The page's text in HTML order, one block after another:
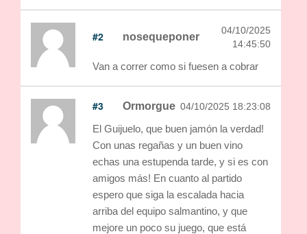
#2 nosequeponer
04/10/2025
14:45:50
Van a correr como si fuesen a cobrar
#3 Ormorgue 04/10/2025 18:23:08
El Guijuelo, que buen jamón la verdad!
Con unas regañas y un buen vino
echas una estupenda tarde, y si es con
amigos más! En cuanto al partido
espero que siga la escalada hacia
arriba del equipo salmantino, y que
mejore un poco su juego, que está